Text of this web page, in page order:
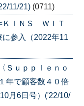
11/21) (0711)
ＫＩＮＳ ＷＩＴ
に参入（2022年11
Ｓｕｐｐｌｅｎｏ
年で顧客数４０倍
月6日号）('22/10/